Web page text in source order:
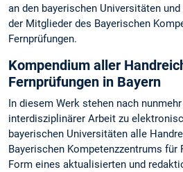
an den bayerischen Universitäten
der Mitglieder des Bayerischen
Fernprüfungen.
Kompendium aller
Fernprüfungen in Bayern
In diesem Werk stehen nach
interdisziplinärer Arbeit zu
bayerischen Universitäten alle
Bayerischen Kompetenzzentrums für
Form eines aktualisierten und